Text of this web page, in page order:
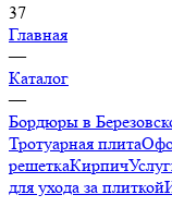
37
Главная
—
Каталог
—
Бордюры в
Тротуарная плита
решеткаКирпич
для ухода за плиткой